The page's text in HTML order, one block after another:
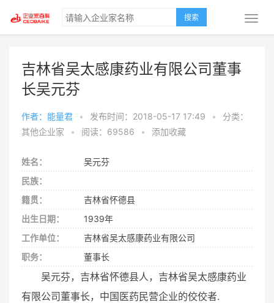
搜索
吉林省吴太感康药业有限公司董事
长吴元芬
作者：能量君 • 发布时间：2018-05-17 17:49 •
分类：
其他企业家
• 阅读：69586 • 添加收藏
姓名：
吴元芬
民族：
籍贯：
吉林省怀德县
出生日期：
1939年
工作单位：
吉林省吴太感康药业有限公司
职务：
董事长
吴元芬，吉林省怀德县人，吉林省吴太感康药业
有限公司董事长，中国医药民营企业的佼佼者.